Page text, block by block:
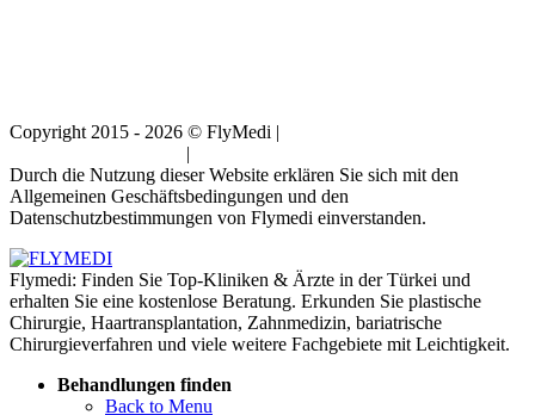
Copyright 2015 - 2026 © FlyMedi |
|
Durch die Nutzung dieser Website erklären Sie sich mit den
Allgemeinen Geschäftsbedingungen und den
Datenschutzbestimmungen von Flymedi einverstanden.
Flymedi: Finden Sie Top-Kliniken & Ärzte in der Türkei und
erhalten Sie eine kostenlose Beratung. Erkunden Sie plastische
Chirurgie, Haartransplantation, Zahnmedizin, bariatrische
Chirurgieverfahren und viele weitere Fachgebiete mit Leichtigkeit.
Behandlungen finden
Back to Menu